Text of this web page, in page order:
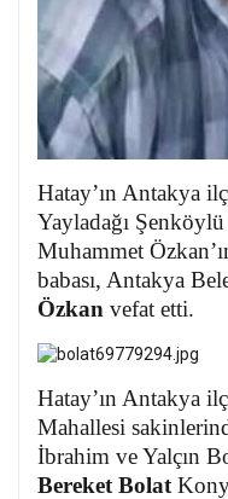
Hatay’ın Antakya
Yayladağı
Muhammet
babası, Antakya
Özkan vefat etti.
Hatay’ın Antakya
Mahallesi
İbrahim ve Yalçın
Bereket Bolat